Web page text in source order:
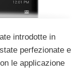
introdotte in
perfezionate e
le applicazione